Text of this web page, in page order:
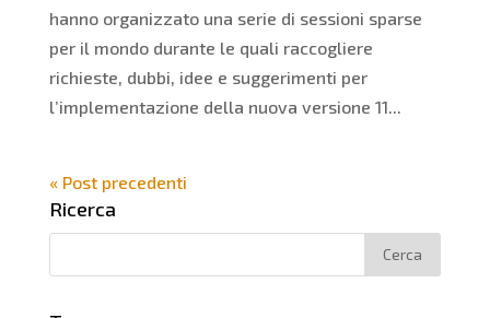
hanno organizzato una serie di sessioni sparse
per il mondo durante le quali raccogliere
richieste, dubbi, idee e suggerimenti per
l’implementazione della nuova versione 11...
« Post precedenti
Ricerca